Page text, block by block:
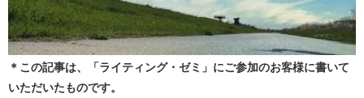
＊この記事は、「ライティング・ゼミ」にご参加のお客様に書いて
いただいたものです。